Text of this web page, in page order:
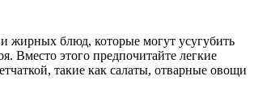
жирных блюд, которые могут усугубить
Вместо этого предпочитайте легкие
такие как салаты, отварные овощи